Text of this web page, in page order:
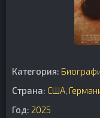
Категория:
Страна: США,
Год: 2025